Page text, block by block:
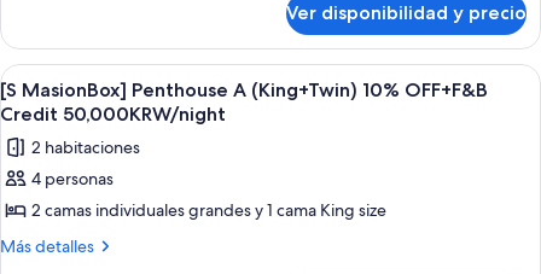
Service
Laundry
Service
C
(Twin)
+
F&B
Credit
KRW
50,000
Night
Stay
Benefit]
Penthouse
C
+
F&B
KRW
50,000
per
Ver disponibilidad y precio
Ver
todas
las
fotos
de
[S
MasionBox]
Un balcón con sillas de mimbre y
1
[S MasionBox] Penthouse A (King+Twin) 10% OFF+F&B
Credit 50,000KRW/night
2 habitaciones
4 personas
2 camas individuales grandes y 1 cama King size
Más detalles
Más